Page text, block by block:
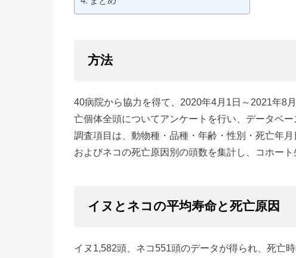
方法
40病院から協力を得て、2020年4月1日～2021年8
亡個体全頭についてアンケートを行い、データベー
調査項目は、動物種・品種・年齢・性別・死亡年
およびネコの死亡原因別の頭数を集計し、コホー
イヌとネコの平均寿命と死亡原因
イヌ1,582頭、ネコ551頭のデータが得られ、死亡